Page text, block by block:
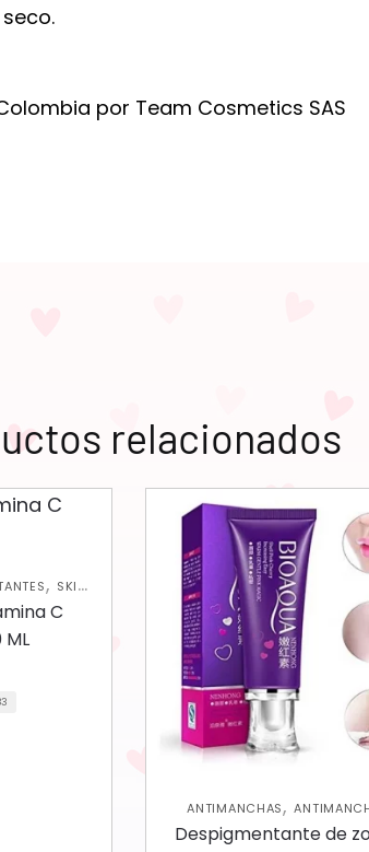
por Team Cosmetics SAS
relacionados
, SKIN
C
ML
ANTIMANCHAS,
CORPORAL,SKIN CARE
SKIN CARE FACIAL
Despigmentante de